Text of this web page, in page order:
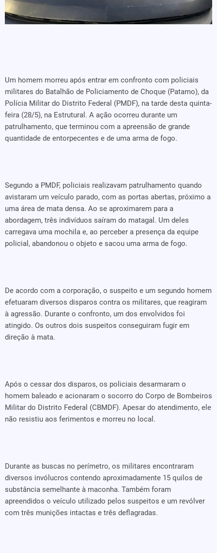
Um homem morreu após entrar em confronto com policiais
militares do Batalhão de Policiamento de Choque (Patamo), da
Polícia Militar do Distrito Federal (PMDF), na tarde desta quinta-
feira (28/5), na Estrutural. A ação ocorreu durante um
patrulhamento, que terminou com a apreensão de grande
quantidade de entorpecentes e de uma arma de fogo.
Segundo a PMDF, policiais realizavam patrulhamento quando
avistaram um veículo parado, com as portas abertas, próximo a
uma área de mata densa. Ao se aproximarem para a
abordagem, três indivíduos saíram do matagal. Um deles
carregava uma mochila e, ao perceber a presença da equipe
policial, abandonou o objeto e sacou uma arma de fogo.
De acordo com a corporação, o suspeito e um segundo homem
efetuaram diversos disparos contra os militares, que reagiram
à agressão. Durante o confronto, um dos envolvidos foi
atingido. Os outros dois suspeitos conseguiram fugir em
direção à mata.
Após o cessar dos disparos, os policiais desarmaram o
homem baleado e acionaram o socorro do Corpo de Bombeiros
Militar do Distrito Federal (CBMDF). Apesar do atendimento, ele
não resistiu aos ferimentos e morreu no local.
Durante as buscas no perímetro, os militares encontraram
diversos invólucros contendo aproximadamente 15 quilos de
substância semelhante à maconha. Também foram
apreendidos o veículo utilizado pelos suspeitos e um revólver
com três munições intactas e três deflagradas.